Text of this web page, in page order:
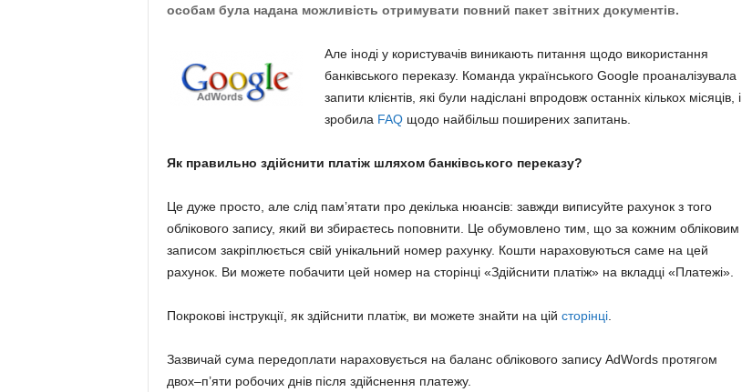
c
.
особам була надана можливість отримувати повний пакет звітних документів.
Але іноді у користувачів виникають питання щодо використання
банківського переказу. Команда українського Google проаналізувала
запити клієнтів, які були надіслані впродовж останніх кількох місяців, і
зробила FAQщодо найбільш поширених запитань.
Як правильно здійснити платіж шляхом банківського переказу?
Це дуже просто, але слід пам’ятати про декілька нюансів: завжди виписуйте рахунок з того
облікового запису, який ви збираєтесь поповнити. Це обумовлено тим, що за кожним обліковим
записом закріплюється свій унікальний номер рахунку. Кошти нараховуються саме на цей
рахунок. Ви можете побачити цей номер на сторінці «Здійснити платіж» на вкладці «Платежі».
Покрокові інструкції, як здійснити платіж, ви можете знайти на цій сторінці.
Зазвичай сума передоплати нараховується на баланс облікового запису AdWords протягом
двох–п’яти робочих днів після здійснення платежу.